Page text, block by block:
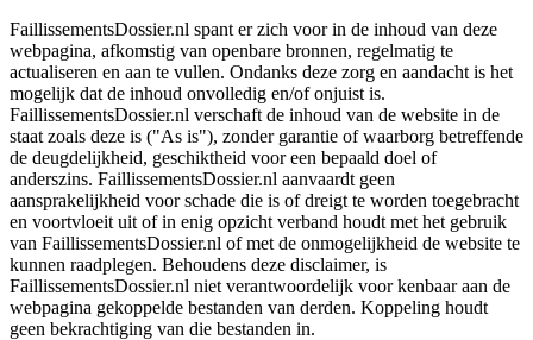
FaillissementsDossier.nl spant er zich voor in de inhoud van deze
webpagina, afkomstig van openbare bronnen, regelmatig te
actualiseren en aan te vullen. Ondanks deze zorg en aandacht is het
mogelijk dat de inhoud onvolledig en/of onjuist is.
FaillissementsDossier.nl verschaft de inhoud van de website in de
staat zoals deze is ("As is"), zonder garantie of waarborg betreffende
de deugdelijkheid, geschiktheid voor een bepaald doel of
anderszins. FaillissementsDossier.nl aanvaardt geen
aansprakelijkheid voor schade die is of dreigt te worden toegebracht
en voortvloeit uit of in enig opzicht verband houdt met het gebruik
van FaillissementsDossier.nl of met de onmogelijkheid de website te
kunnen raadplegen. Behoudens deze disclaimer, is
FaillissementsDossier.nl niet verantwoordelijk voor kenbaar aan de
webpagina gekoppelde bestanden van derden. Koppeling houdt
geen bekrachtiging van die bestanden in.